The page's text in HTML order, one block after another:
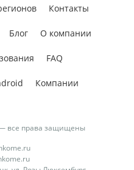
все права защищены
Контакты
Блог О компании
FAQ
Компании